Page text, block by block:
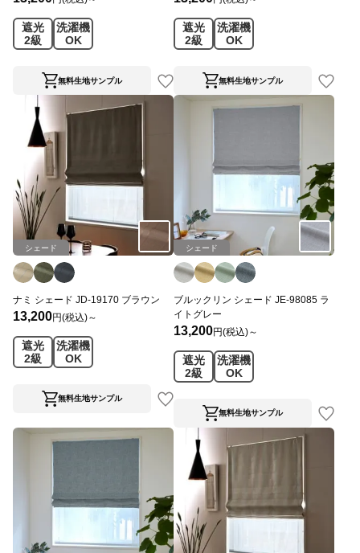
遮光
2級
洗濯機
OK
無料生地サンプル
遮光
2級
洗濯機
OK
無料生地サンプル
シェード
ナミ シェード JD-19170 ブラウン
13,200円(税込)～
遮光
2級
洗濯機
OK
無料生地サンプル
シェード
ブルックリン シェード JE-98085 ラ
イトグレー
13,200円(税込)～
遮光
2級
洗濯機
OK
無料生地サンプル